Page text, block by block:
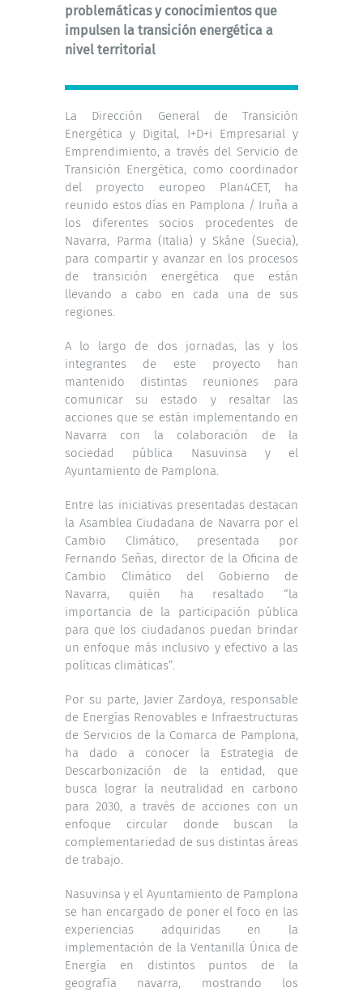
problemáticas y conocimientos que
impulsen la transición energética a
nivel territorial
La Dirección General de Transición
Energética y Digital, I+D+i Empresarial y
Emprendimiento, a través del Servicio de
Transición Energética, como coordinador
del proyecto europeo Plan4CET, ha
reunido estos días en Pamplona / Iruña a
los diferentes socios procedentes de
Navarra, Parma (Italia) y Skåne (Suecia),
para compartir y avanzar en los procesos
de transición energética que están
llevando a cabo en cada una de sus
regiones.
A lo largo de dos jornadas, las y los
integrantes de este proyecto han
mantenido distintas reuniones para
comunicar su estado y resaltar las
acciones que se están implementando en
Navarra con la colaboración de la
sociedad pública Nasuvinsa y el
Ayuntamiento de Pamplona.
Entre las iniciativas presentadas destacan
la Asamblea Ciudadana de Navarra por el
Cambio Climático, presentada por
Fernando Señas, director de la Oficina de
Cambio Climático del Gobierno de
Navarra, quién ha resaltado “la
importancia de la participación pública
para que los ciudadanos puedan brindar
un enfoque más inclusivo y efectivo a las
políticas climáticas”.
Por su parte, Javier Zardoya, responsable
de Energías Renovables e Infraestructuras
de Servicios de la Comarca de Pamplona,
ha dado a conocer la Estrategia de
Descarbonización de la entidad, que
busca lograr la neutralidad en carbono
para 2030, a través de acciones con un
enfoque circular donde buscan la
complementariedad de sus distintas áreas
de trabajo.
Nasuvinsa y el Ayuntamiento de Pamplona
se han encargado de poner el foco en las
experiencias adquiridas en la
implementación de la Ventanilla Única de
Energía en distintos puntos de la
geografía navarra, mostrando los